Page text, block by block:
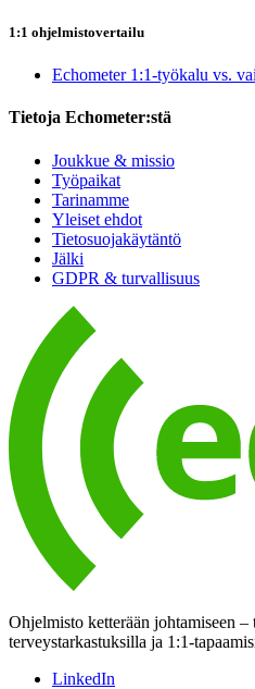
1:1 ohjelmistovertailu
Echometer 1:1-työkalu vs.
Tietoja Echometer:stä
Joukkue & missio
Työpaikat
Tarinamme
Yleiset ehdot
Tietosuojakäytäntö
Jälki
GDPR & turvallisuus
Ohjelmisto ketterään johtamiseen
terveystarkastuksilla ja 1:1-
LinkedIn